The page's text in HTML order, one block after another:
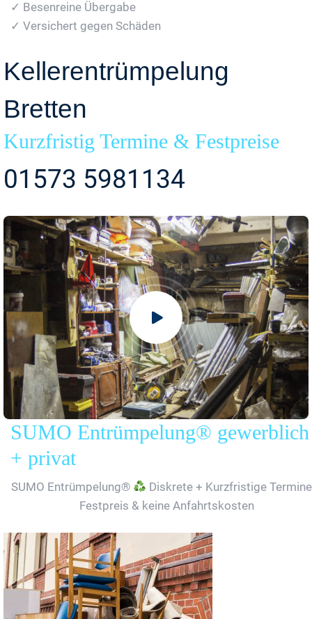
✓ Besenreine Übergabe
✓ Versichert gegen Schäden
Kellerentrümpelung
Bretten
Kurzfristig Termine & Festpreise
01573 5981134
SUMO Entrümpelung® gewerblich
+ privat
SUMO Entrümpelung®
Diskrete + Kurzfristige
Festpreis & keine Anfahrtskosten